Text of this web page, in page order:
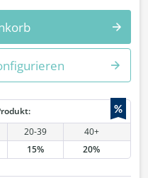
%
20-39
40+
15% 20%